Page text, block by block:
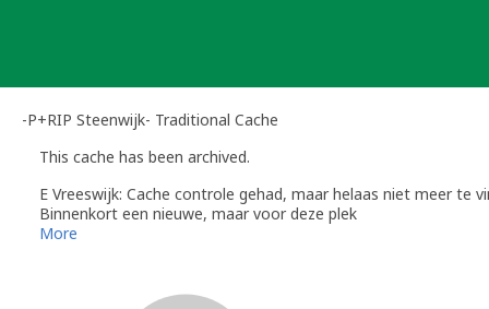
-P+RIP Steenwijk- Traditional Cache
This cache has been archived.
E Vreeswijk: Cache controle gehad, maar helaas niet meer te
Binnenkort een nieuwe, maar voor deze plek
tijd voor het archief.
More